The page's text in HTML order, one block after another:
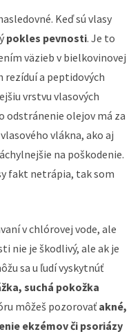
Keď sú vlasy
pokles pevnosti. Je to
väzieb v bielkovinovej
a peptidových
vrstvu vlasových
odstránenie olejov má za
vlákna, ako aj
na poškodenie.
fakt netrápia, tak som
v chlórovej vode, ale
nie je škodlivý, ale ak je
sa u ľudí vyskytnúť
suchá pokožka
môžeš pozorovať akné,
ekzémov či psoriázy